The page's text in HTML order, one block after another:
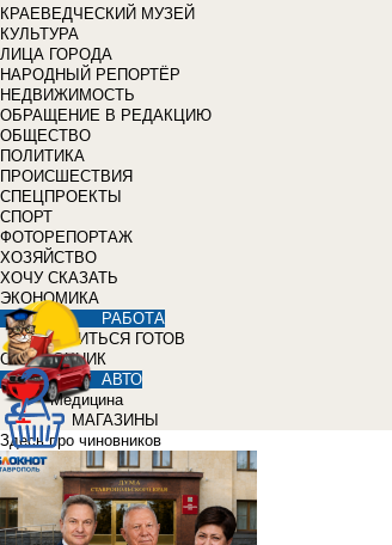
КРАЕВЕДЧЕСКИЙ МУЗЕЙ
КУЛЬТУРА
ЛИЦА ГОРОДА
НАРОДНЫЙ РЕПОРТЁР
НЕДВИЖИМОСТЬ
ОБРАЩЕНИЕ В РЕДАКЦИЮ
ОБЩЕСТВО
ПОЛИТИКА
ПРОИСШЕСТВИЯ
СПЕЦПРОЕКТЫ
СПОРТ
ФОТОРЕПОРТАЖ
ХОЗЯЙСТВО
ХОЧУ СКАЗАТЬ
ЭКОНОМИКА
РАБОТА
УЧИТЬСЯ ГОТОВ
СПРАВОЧНИК
АВТО
Медицина
МАГАЗИНЫ
Здесь про чиновников